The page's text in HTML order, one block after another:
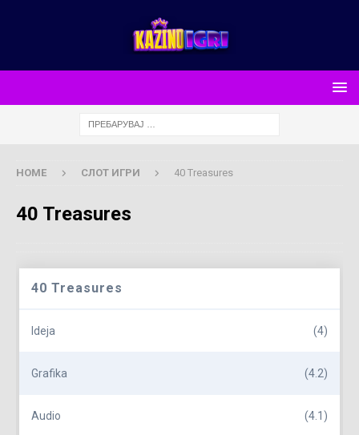
HOME СЛОТ ИГРИ 40 Treasures
40 Treasures
40 Treasures
Ideja (4)
Grafika (4.2)
Audio (4.1)